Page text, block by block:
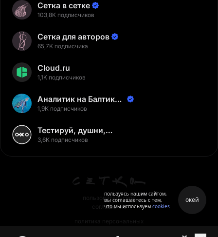
Сетка в сетке
103,8K подписчиков
Сетка для авторов
65,7K подписчика
Cloud.ru
1,1K подписчиков
Аналитик на Балтике |
Неверов Станислав
1,9K подписчиков
Тестируй, душни,
наслаждайся
3,6K подписчиков
пользовательское
соглашение
политика персональных
пользуясь нашим сайтом,
вы соглашаетесь с тем,
что мы используем cookies
окей